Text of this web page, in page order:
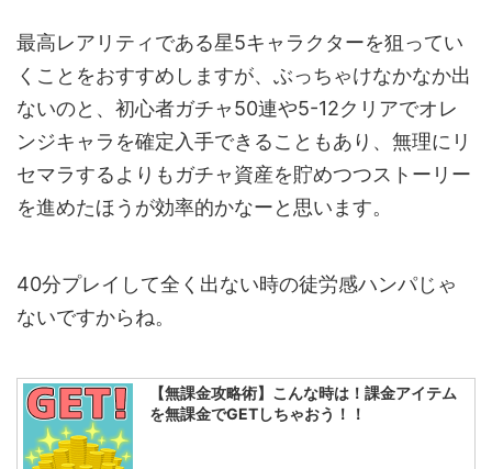
最高レアリティである星5キャラクターを狙ってい
くことをおすすめしますが、ぶっちゃけなかなか出
ないのと、初心者ガチャ50連や5-12クリアでオレ
ンジキャラを確定入手できることもあり、無理にリ
セマラするよりもガチャ資産を貯めつつストーリー
を進めたほうが効率的かなーと思います。
40分プレイして全く出ない時の徒労感ハンパじゃ
ないですからね。
【無課金攻略術】こんな時は！課金アイテム
を無課金でGETしちゃおう！！